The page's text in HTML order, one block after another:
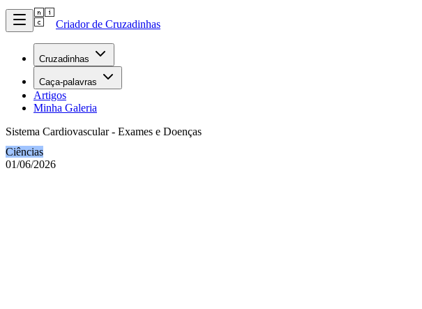
Criador de Cruzadinhas
Cruzadinhas
Caça-palavras
Artigos
Minha Galeria
Sistema Cardiovascular - Exames e Doenças
Ciências
01/06/2026